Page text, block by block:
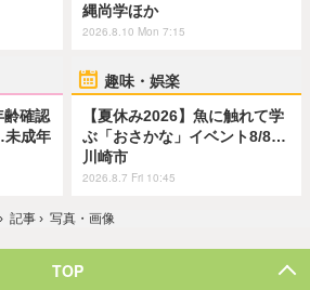
縄尚学ほか
2026.8.10 Mon 7:15
齢確認
未成年
趣味・娯楽
【夏休み2026】魚に触れて学
ぶ「おさかな」イベント8/8…
川崎市
2026.8.7 Fri 10:45
› 記事 › 写真・画像
TOP